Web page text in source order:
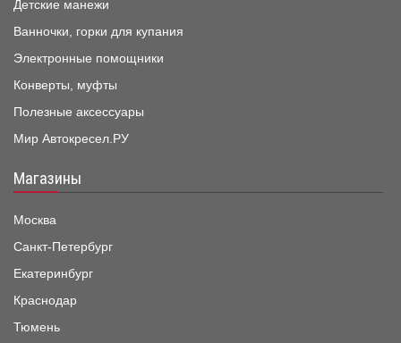
Детские манежи
Ванночки, горки для купания
Электронные помощники
Конверты, муфты
Полезные аксессуары
Мир Автокресел.РУ
Магазины
Москва
Санкт-Петербург
Екатеринбург
Краснодар
Тюмень